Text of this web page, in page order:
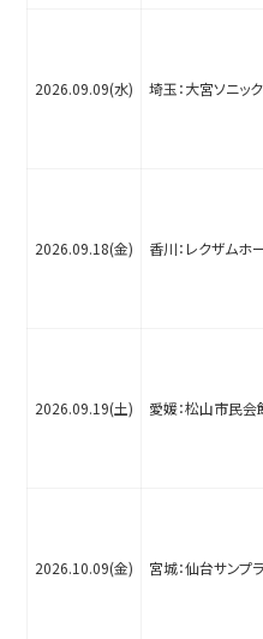
2026.09.09(水) 埼玉：大宮ソニッ
2026.09.18(金) 香川：レクザムホ
2026.09.19(土) 愛媛：松山市民
2026.10.09(金) 宮城：仙台サンプ